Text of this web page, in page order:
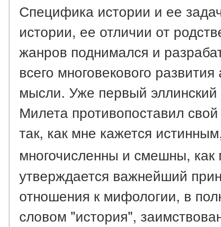
Специфика истории и ее
истории, ее отличии от
жанров поднимался и
всего многовекового
мысли. Уже первый эллинский
Милета противопоставил
так, как мне кажется
многочисленны и смешны,
утверждается важнейший
отношения к мифологии, в
словом "история",